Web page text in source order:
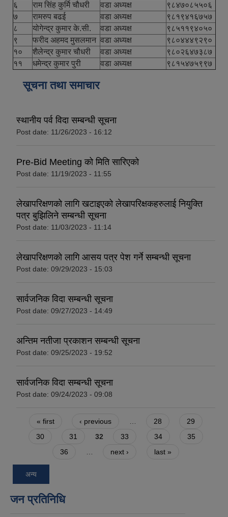
६
राम सिंह कुर्मि चौधरी वडा अध्यक्ष
९८४७०८५५०६
७
रामरुप बढई वडा अध्यक्ष
९८१९४१६७५७
८
योगेन्द्र कुमार के.सी. वडा अध्यक्ष
९८५११९४०५०
९
फरीद अहमद मुसलमान वडा अध्यक्ष
९८०४४४९२९०
१०
शैलेन्द्र कुमार चौधरी वडा अध्यक्ष
९८०२६४७३८७
११
धमेन्द्र कुमार पुरी वडा अध्यक्ष ९८१५४७५९९७
सूचना तथा समाचार
स्थानीय पर्व विदा सम्बन्धी सूचना
Post date: 11/26/2023 - 16:12
Pre-Bid Meeting को मिति सारिएको
Post date: 11/19/2023 - 11:55
लेखापरिक्षणको लागि खटाइएको लेखापरिक्षकहरुलाई नियुक्ति
पत्र बुझिलिने सम्बन्धी सूचना
Post date: 11/03/2023 - 11:14
लेखापरिक्षणको लागि आसय पत्र पेश गर्ने सम्बन्धी सूचना
Post date: 09/29/2023 - 15:03
सार्वजनिक विदा सम्बन्धी सूचना
Post date: 09/27/2023 - 14:49
अन्तिम नतीजा प्रकाशन सम्बन्धी सूचना
Post date: 09/25/2023 - 19:52
सार्वजनिक विदा सम्बन्धी सूचना
Post date: 09/24/2023 - 09:08
Pages
« first ‹ previous 28
29
30
31 32 33 34
35
36
next › last »
अन्य
जन प्रतिनिधि